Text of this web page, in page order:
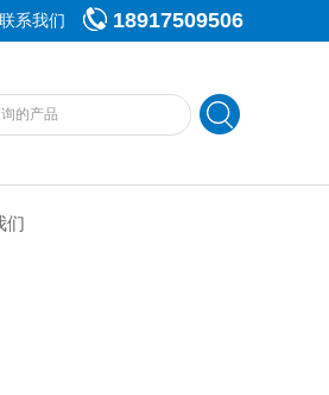
18917509506
联系我们
们